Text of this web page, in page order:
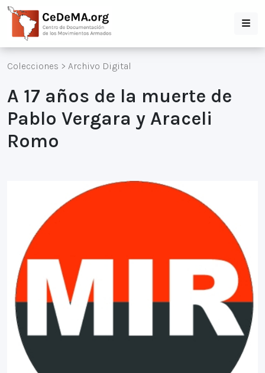
Colecciones > Archivo Digital
A 17 años de la muerte de
Pablo Vergara y Araceli
Romo